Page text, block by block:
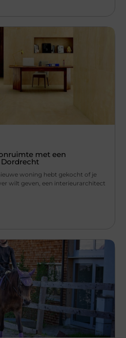
met een
woning hebt gekocht of je
wilt geven, een interieurarchitect